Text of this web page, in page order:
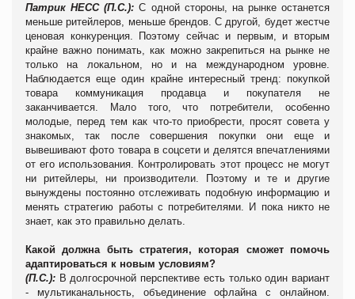
ПатрикНЕСС(П.С.): С одной стороны, на рынке останется
меньше ритейлеров, меньше брендов. С другой, будет жестче
ценовая конкуренция. Поэтому сейчас и первым, и вторым
крайне важно понимать, как можно закрепиться на рынке не
только на локальном, но и на международном уровне.
Наблюдается еще один крайне интересный тренд: покупкой
товара коммуникация продавца и покупателя не
заканчивается. Мало того, что потребители, особенно
молодые, перед тем как что-то приобрести, просят совета у
знакомых, так после совершения покупки они еще и
вывешивают фото товара в соцсети и делятся впечатлениями
от его использования. Контролировать этот процесс не могут
ни ритейлеры, ни производители. Поэтому и те и другие
вынуждены постоянно отслеживать подобную информацию и
менять стратегию работы с потребителями. И пока никто не
знает, как это правильно делать.
Какой должна быть стратегия, которая сможет помочь
адаптироваться к новым условиям?
(П.С.): В долгосрочной перспективе есть только один вариант
- мультиканальность, объединение офлайна с онлайном.